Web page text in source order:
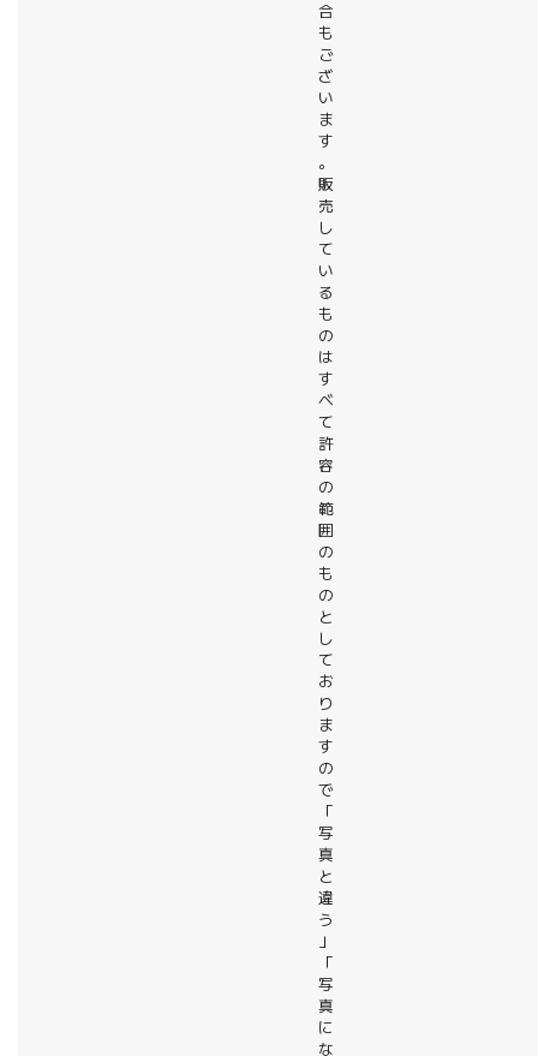
合
も
ご
ざ
い
ま
す
。
販
売
し
て
い
る
も
の
は
す
べ
て
許
容
の
範
囲
の
も
の
と
し
て
お
り
ま
す
の
で
「
写
真
と
違
う
」
「
写
真
に
な